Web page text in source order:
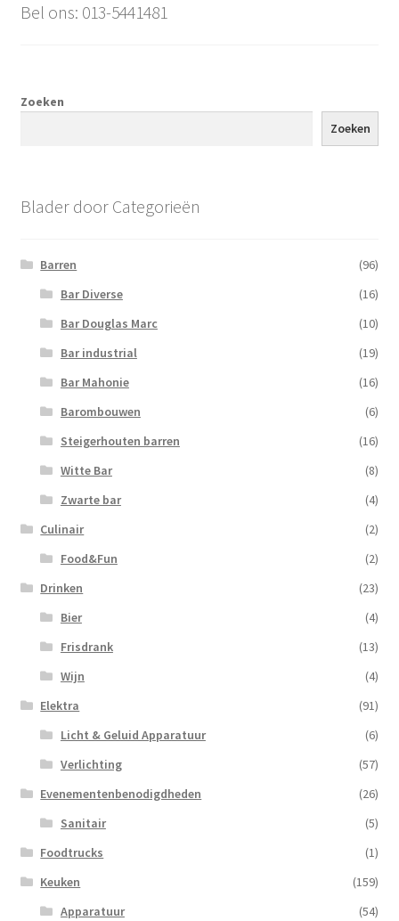
Bel ons: 013-5441481
Zoeken
Zoeken
Blader door Categorieën
Barren
(96)
Bar Diverse
(16)
Bar Douglas Marc
(10)
Bar industrial
(19)
Bar Mahonie
(16)
Barombouwen
(6)
Steigerhouten barren
(16)
Witte Bar
(8)
Zwarte bar
(4)
Culinair
(2)
Food&Fun
(2)
Drinken
(23)
Bier
(4)
Frisdrank
(13)
Wijn
(4)
Elektra
(91)
Licht & Geluid Apparatuur
(6)
Verlichting
(57)
Evenementenbenodigdheden
(26)
Sanitair
(5)
Foodtrucks
(1)
Keuken
(159)
Apparatuur
(54)